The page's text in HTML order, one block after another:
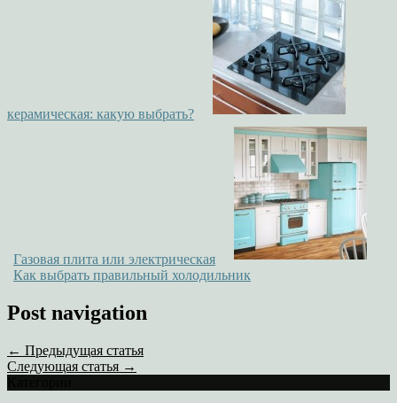
керамическая: какую выбрать?
Газовая плита или электрическая
Как выбрать правильный холодильник
Post navigation
← Предыдущая статья
Следующая статья →